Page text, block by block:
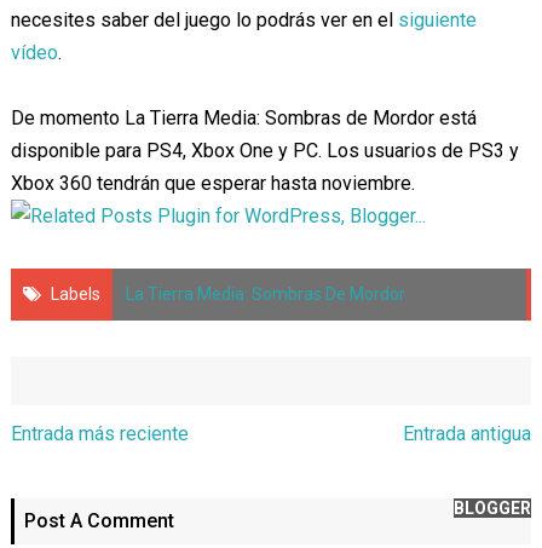
necesites saber del juego lo podrás ver en el siguiente
vídeo.
De momento La Tierra Media: Sombras de Mordor está
disponible para PS4, Xbox One y PC. Los usuarios de PS3 y
Xbox 360 tendrán que esperar hasta noviembre.
Labels La Tierra Media: Sombras De Mordor
Entrada más reciente Entrada antigua
Post A Comment
BLOGGER